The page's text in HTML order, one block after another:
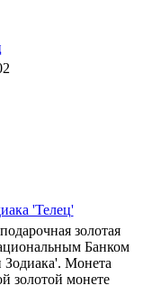
'Телец'
золотая
Банком
Монета
золотой монете